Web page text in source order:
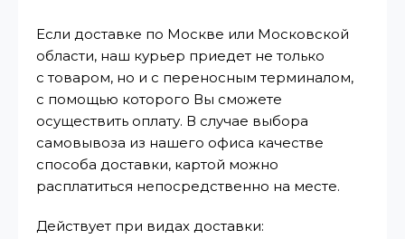
Если доставке по Москве или Московской
области, наш курьер приедет не только
с товаром, но и с переносным терминалом,
с помощью которого Вы сможете
осуществить оплату. В случае выбора
самовывоза из нашего офиса качестве
способа доставки, картой можно
расплатиться непосредственно на месте.
Действует при видах доставки: